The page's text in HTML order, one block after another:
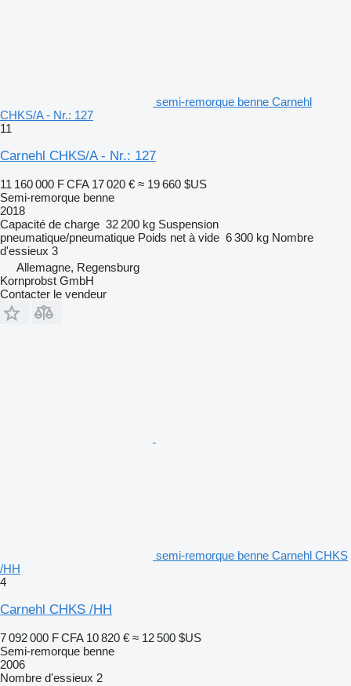
semi-remorque benne Carnehl
CHKS/A - Nr.: 127
11
Carnehl CHKS/A - Nr.: 127
11 160 000 F CFA 17 020 € ≈ 19 660 $US
Semi-remorque benne
2018
Capacité de charge 32 200 kg Suspension
pneumatique/pneumatique Poids net à vide 6 300 kg Nombre
d'essieux 3
Allemagne, Regensburg
Kornprobst GmbH
Contacter le vendeur
semi-remorque benne Carnehl CHKS
/HH
4
Carnehl CHKS /HH
7 092 000 F CFA 10 820 € ≈ 12 500 $US
Semi-remorque benne
2006
Nombre d'essieux 2